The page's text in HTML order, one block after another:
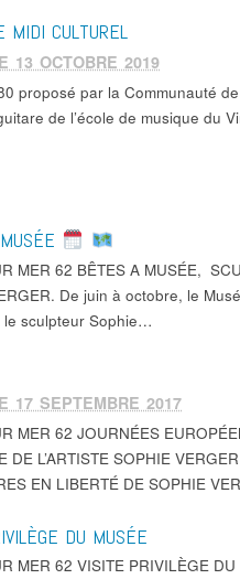
MIDI CULTUREL
13 OCTOBRE 2019
proposé par la Communauté
de l’école de musique du
MER 62 BÊTES A MUSÉE,
De juin à octobre, le
le sculpteur Sophie…
17 SEPTEMBRE 2017
MER 62 JOURNÉES
DE L’ARTISTE SOPHIE
EN LIBERTÉ DE SOPHIE
DU MUSÉE
MER 62 VISITE PRIVILÈGE